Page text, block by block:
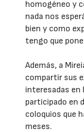
homogéneo y
nada nos
bien y como
tengo que
Además, a
compartir sus
interesadas en
participado en
coloquios que
meses.